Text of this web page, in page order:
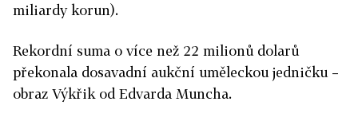
miliardy korun).
Rekordní suma o více než 22 milionů dolarů
překonala dosavadní aukční uměleckou jedničku –
obraz Výkřik od Edvarda Muncha.